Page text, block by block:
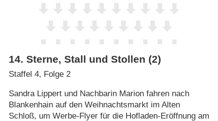
14. Sterne, Stall und Stollen (2)
Staffel 4, Folge 2
Sandra Lippert und Nachbarin Marion fahren nach
Blankenhain auf den Weihnachtsmarkt im Alten
Schloß, um Werbe-Flyer für die Hofladen-Eröffnung am